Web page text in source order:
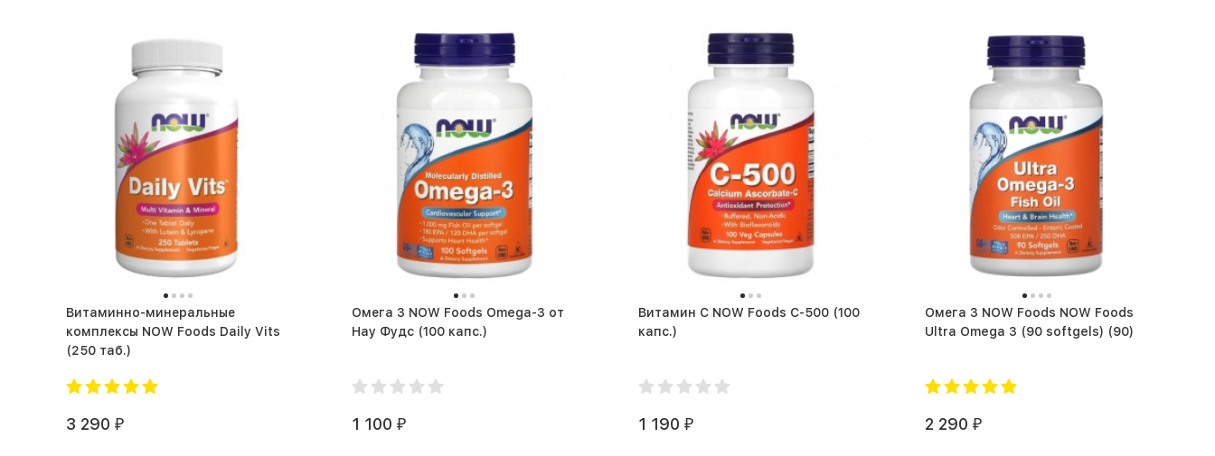
Витаминно-минеральные
комплексы NOW Foods Daily Vits
(250 таб.)
3 290 ₽
Омега 3 NOW Foods Omega-3 от
Нау Фудс (100 капс.)
1 100 ₽
Витамин C NOW Foods C-500 (100
капс.)
1 190 ₽
Омега 3 NOW Foods NOW Foods
Ultra Omega 3 (90 softgels) (90)
2 290 ₽